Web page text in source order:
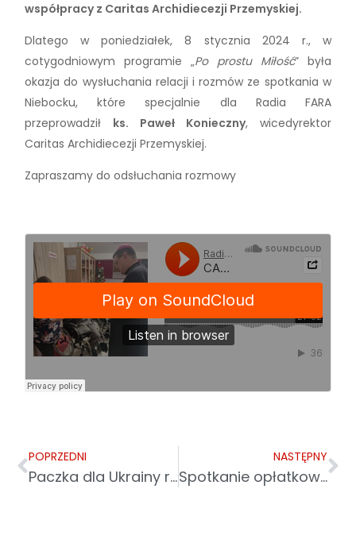
współpracy z Caritas Archidiecezji Przemyskiej.
Dlatego w poniedziałek, 8 stycznia 2024 r., w
cotygodniowym programie „Po prostu Miłość” była
okazja do wysłuchania relacji i rozmów ze spotkania w
Niebocku, które specjalnie dla Radia FARA
przeprowadził ks. Paweł Konieczny, wicedyrektor
Caritas Archidiecezji Przemyskiej.
Zapraszamy do odsłuchania rozmowy
POPRZEDNI
Paczka dla Ukrainy ratuje najuboższych
NASTĘPNY
Spotkanie opłatkowe w Tryńczy